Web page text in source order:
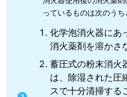
っているものは次のうち
化学泡消火器にあ
消火薬剤を溶かさ
蓄圧式の粉末消火
は、除湿された圧
スで十分清掃する